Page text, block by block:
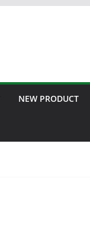
NEW PRODUCT